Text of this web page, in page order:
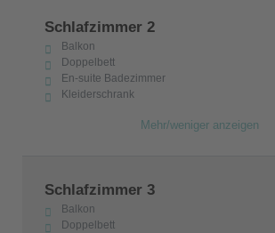
Schlafzimmer 2
Balkon
Doppelbett
En-suite Badezimmer
Kleiderschrank
Mehr/weniger anzeigen
Schlafzimmer 3
Balkon
Doppelbett